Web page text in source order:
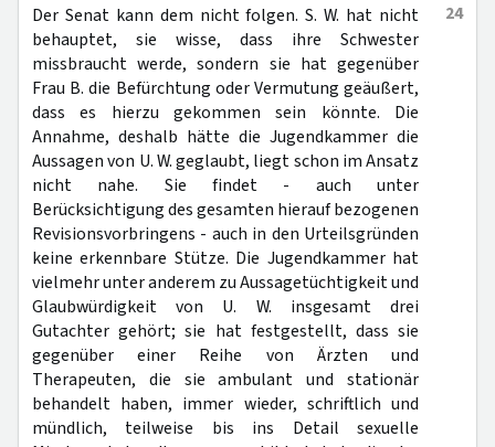
24
Der Senat kann dem nicht folgen. S. W. hat nicht
behauptet, sie wisse, dass ihre Schwester
missbraucht werde, sondern sie hat gegenüber
Frau B. die Befürchtung oder Vermutung geäußert,
dass es hierzu gekommen sein könnte. Die
Annahme, deshalb hätte die Jugendkammer die
Aussagen von U. W. geglaubt, liegt schon im Ansatz
nicht nahe. Sie findet - auch unter
Berücksichtigung des gesamten hierauf bezogenen
Revisionsvorbringens - auch in den Urteilsgründen
keine erkennbare Stütze. Die Jugendkammer hat
vielmehr unter anderem zu Aussagetüchtigkeit und
Glaubwürdigkeit von U. W. insgesamt drei
Gutachter gehört; sie hat festgestellt, dass sie
gegenüber einer Reihe von Ärzten und
Therapeuten, die sie ambulant und stationär
behandelt haben, immer wieder, schriftlich und
mündlich, teilweise bis ins Detail sexuelle